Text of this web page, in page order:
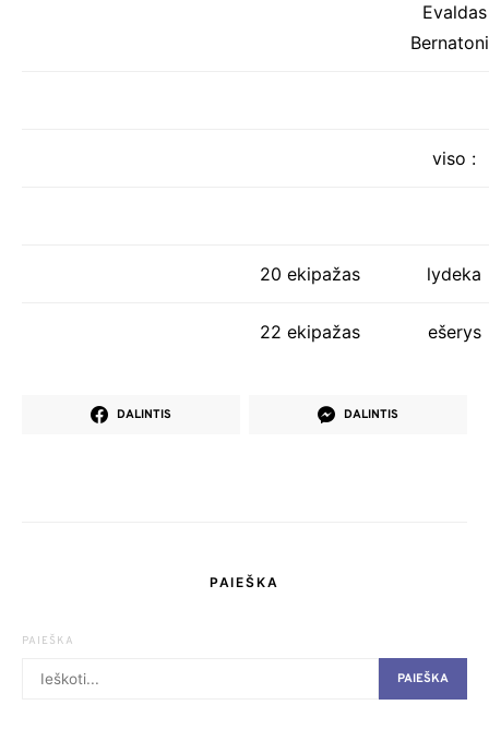
Evaldas
viso :
20 ekipažas lydeka
22 ekipažas ešerys
DALINTIS DALINTIS
PAIEŠKA
PAIEŠKA
PAIEŠKA